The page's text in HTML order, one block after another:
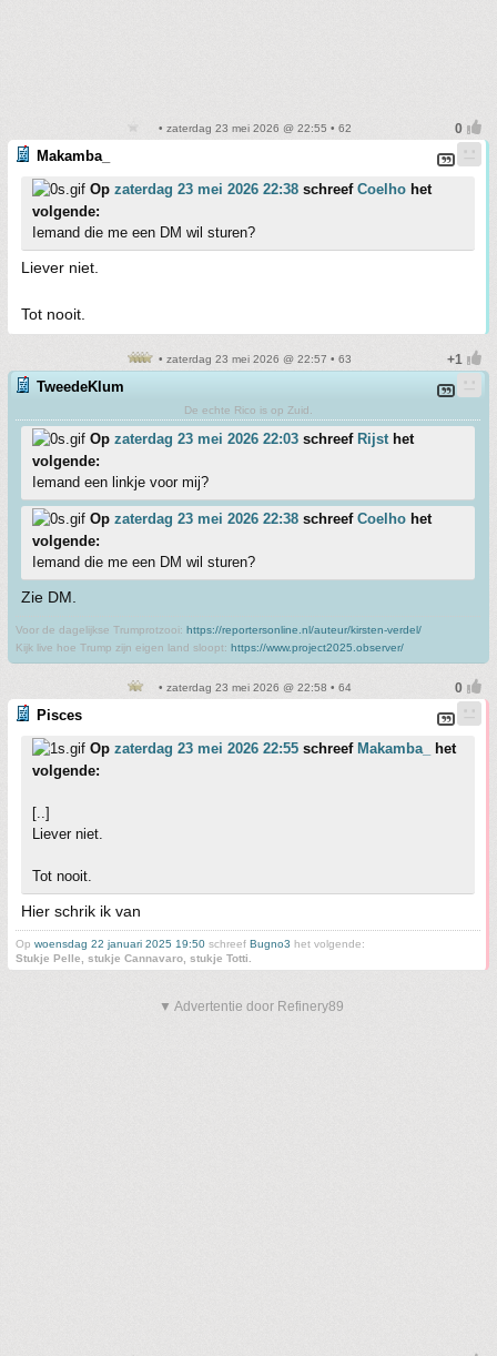
• zaterdag 23 mei 2026 @ 22:55 • 62
Makamba_
Op zaterdag 23 mei 2026 22:38 schreef Coelho het
volgende:
Iemand die me een DM wil sturen?
Liever niet.
Tot nooit.
• zaterdag 23 mei 2026 @ 22:57 • 63
TweedeKlum
De echte Rico is op Zuid.
Op zaterdag 23 mei 2026 22:03 schreef Rijsthet
volgende:
Iemand een linkje voor mij?
Op zaterdag 23 mei 2026 22:38 schreef Coelho het
volgende:
Iemand die me een DM wil sturen?
Zie DM.
Voor de dagelijkse Trumprotzooi: https://reportersonline.nl/auteur/kirsten-verdel/
Kijk live hoe Trump zijn eigen land sloopt: https://www.project2025.observer/
• zaterdag 23 mei 2026 @ 22:58 • 64
Pisces
Op zaterdag 23 mei 2026 22:55 schreef Makamba_
het
volgende:
[..]
Liever niet.
Tot nooit.
Hier schrik ik van
Op woensdag 22 januari 2025 19:50 schreef Bugno3 het volgende:
Stukje Pelle, stukje Cannavaro, stukje Totti.
▼ Advertentie door Refinery89